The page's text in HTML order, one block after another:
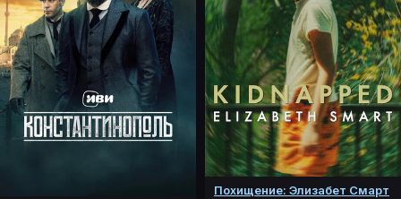
Похищение: Элизабет Смарт